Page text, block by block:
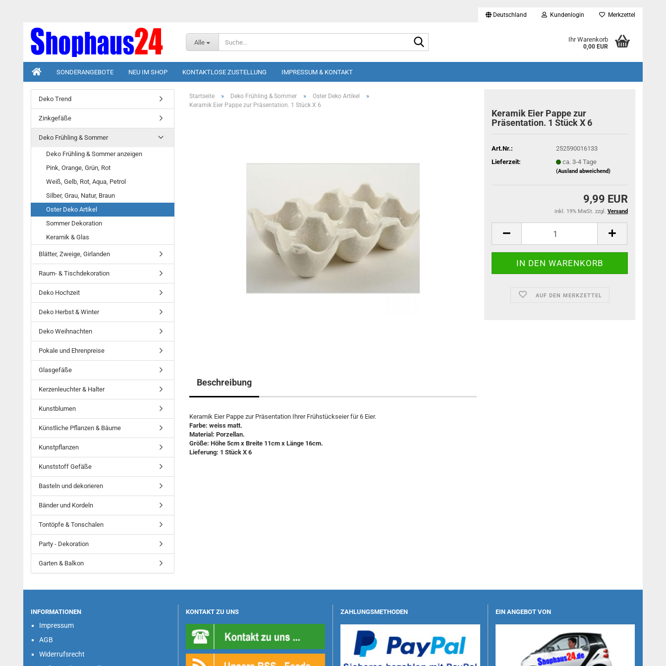
Deutschland Kundenlogin Merkzettel
Alle Ihr Warenkorb
0,00 EUR
SONDERANGEBOTE NEU IM SHOP KONTAKTLOSE ZUSTELLUNG IMPRESSUM & KONTAKT
Startseite » Deko Frühling & Sommer » Oster Deko Artikel »
Keramik Eier Pappe zur Präsentation. 1 Stück X 6
Keramik Eier Pappe zur
Präsentation. 1 Stück X 6
Art.Nr.:
252590016133
Lieferzeit:
ca. 3-4 Tage
(Ausland abweichend)
9,99 EUR
inkl. 19% MwSt. zzgl. Versand
AUF DEN MERKZETTEL
Beschreibung
Keramik Eier Pappe zur Präsentation Ihrer Frühstückseier für 6 Eier.
Farbe: weiss matt.
Material: Porzellan.
Größe: Höhe 5cm x Breite 11cm x Länge 16cm.
Lieferung: 1 Stück X 6
Deko Trend
Zinkgefäße
Deko Frühling & Sommer
Deko Frühling & Sommer anzeigen
Pink, Orange, Grün, Rot
Weiß, Gelb, Rot, Aqua, Petrol
Silber, Grau, Natur, Braun
Oster Deko Artikel
Sommer Dekoration
Keramik & Glas
Blätter, Zweige, Girlanden
Raum- & Tischdekoration
Deko Hochzeit
Deko Herbst & Winter
Deko Weihnachten
Pokale und Ehrenpreise
Glasgefäße
Kerzenleuchter & Halter
Kunstblumen
Künstliche Pflanzen & Bäume
Kunstpflanzen
Kunststoff Gefäße
Basteln und dekorieren
Bänder und Kordeln
Tontöpfe & Tonschalen
Party - Dekoration
Garten & Balkon
INFORMATIONEN
Impressum
AGB
Widerrufsrecht
KONTAKT ZU UNS ZAHLUNGSMETHODEN EIN ANGEBOT VON